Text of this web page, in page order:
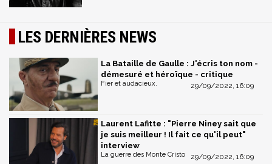
LES DERNIÈRES NEWS
La Bataille de Gaulle : J'écris ton nom -
démesuré et héroïque - critique
29/09/2022, 16:09
Fier et audacieux.
Laurent Lafitte : "Pierre Niney sait que
je suis meilleur ! Il fait ce qu'il peut"
interview
29/09/2022, 16:09
La guerre des Monte Cristo